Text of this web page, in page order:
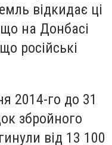
відкидає ці
на Донбасі
російські
2014-го до 31
збройного
від 13 100